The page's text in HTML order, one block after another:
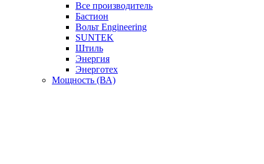
Все производитель
Бастион
Вольт Engineering
SUNTEK
Штиль
Энергия
Энерготех
Мощность (ВА)